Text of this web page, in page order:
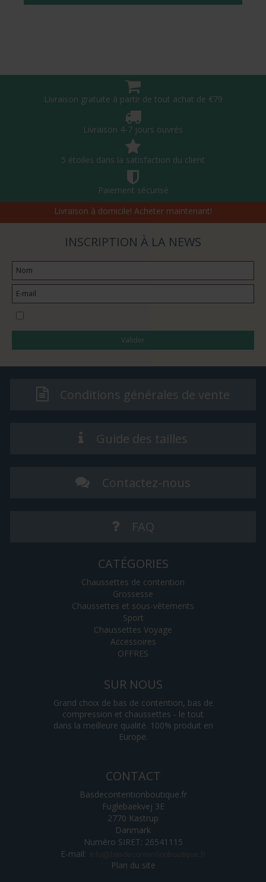
Livraison gratuite à partir de tout achat de €79
Livraison 4-7 jours ouvrés
5 étoiles dans la satisfaction du client
Paiement sécurisé
Livraison à domicile! Acheter maintenant!
INSCRIPTION À LA NEWS
Valider
Conditions générales de vente
Guide des tailles
Contactez-nous
FAQ
CATÉGORIES
Chaussettes de contention
Grossesse
Chaussettes et sous-vêtements
Sport
Chaussettes Voyage
Accessoires
OFFRES
SUR NOUS
Grand choix de bas de contention, bas de
compression et chaussettes - le tout
dans la meilleure qualité. 100% produit en
Europe.
CONTACT
Basdecontentionboutique.fr
Fuglebaekvej 3E
2770 Kastrup
Danmark
Numéro SIRET: 26541115
E-mail:
Plan du site